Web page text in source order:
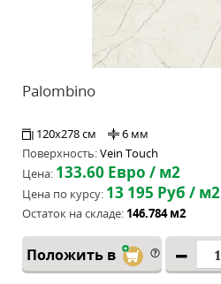
Palombino
120x278 см
6 мм
Поверхность:Vein Touch
Цена: 133.60 Евро / м2
Цена по курсу: 13 195 Руб / м2
Остаток на складе: 146.784 м2
Положить в